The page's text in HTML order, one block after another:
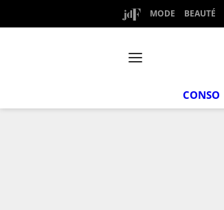
MODE BEAUTÉ
CONSO